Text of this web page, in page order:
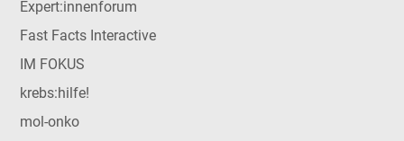
Expert:innenforum
Fast Facts Interactive
IM FOKUS
krebs:hilfe!
mol-onko